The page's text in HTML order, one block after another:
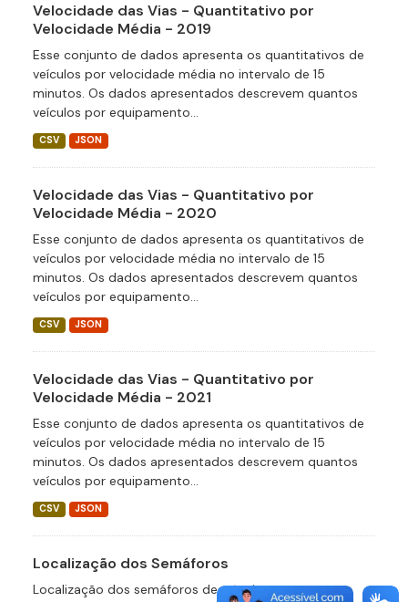
Velocidade das Vias - Quantitativo por
Velocidade Média - 2019
Esse conjunto de dados apresenta os quantitativos de
veículos por velocidade média no intervalo de 15
minutos. Os dados apresentados descrevem quantos
veículos por equipamento...
CSV JSON
Velocidade das Vias - Quantitativo por
Velocidade Média - 2020
Esse conjunto de dados apresenta os quantitativos de
veículos por velocidade média no intervalo de 15
minutos. Os dados apresentados descrevem quantos
veículos por equipamento...
CSV JSON
Velocidade das Vias - Quantitativo por
Velocidade Média - 2021
Esse conjunto de dados apresenta os quantitativos de
veículos por velocidade média no intervalo de 15
minutos. Os dados apresentados descrevem quantos
veículos por equipamento...
CSV JSON
Localização dos Semáforos
Localização dos semáforos de trânsito